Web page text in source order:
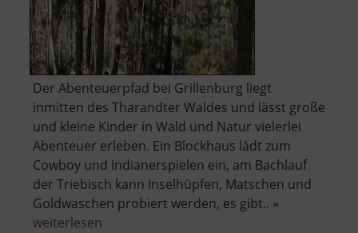
Der Abenteuerpfad bei Grillenburg liegt
inmitten des Tharandter Waldes und lässt große
und kleine Kinder in Wald und Natur vielerlei
Abenteuer erleben. Ein Blockhaus lädt zum
Cowboy und Indianerspielen ein, am Bachlauf
der Triebisch kann Inselhüpfen, Matschen und
Goldwaschen probiert werden, es gibt.. »
weiterlesen